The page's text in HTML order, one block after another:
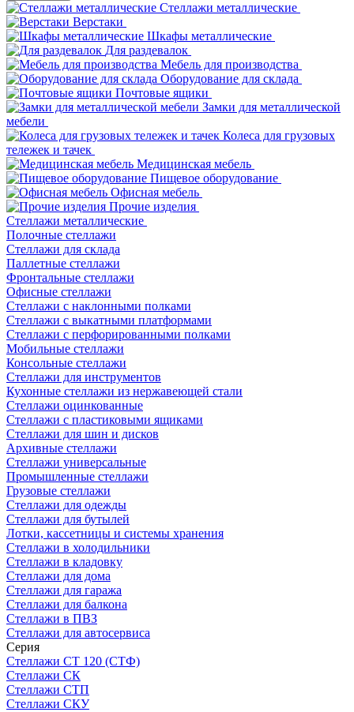
Стеллажи металлические
Верстаки
Шкафы металлические
Для раздевалок
Мебель для производства
Оборудование для склада
Почтовые ящики
Замки для металлической
мебели
Колеса для грузовых
тележек и тачек
Медицинская мебель
Пищевое оборудование
Офисная мебель
Прочие изделия
Стеллажи металлические
Полочные стеллажи
Стеллажи для склада
Паллетные стеллажи
Фронтальные стеллажи
Офисные стеллажи
Стеллажи с наклонными полками
Стеллажи с выкатными платформами
Стеллажи с перфорированными полками
Мобильные стеллажи
Консольные стеллажи
Стеллажи для инструментов
Кухонные стеллажи из нержавеющей стали
Стеллажи оцинкованные
Стеллажи с пластиковыми ящиками
Стеллажи для шин и дисков
Архивные стеллажи
Стеллажи универсальные
Промышленные стеллажи
Грузовые стеллажи
Стеллажи для одежды
Стеллажи для бутылей
Лотки, кассетницы и системы хранения
Стеллажи в холодильники
Стеллажи в кладовку
Стеллажи для дома
Стеллажи для гаража
Стеллажи для балкона
Стеллажи в ПВЗ
Стеллажи для автосервиса
Серия
Стеллажи СТ 120 (СТФ)
Стеллажи СК
Стеллажи СТП
Стеллажи СКУ